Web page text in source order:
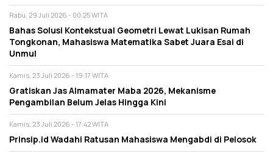
Rabu, 29 Juli 2026 - 00:25 WITA
Bahas Solusi Kontekstual Geometri Lewat Lukisan Rumah
Tongkonan, Mahasiswa Matematika Sabet Juara Esai di
Unmul
Kamis, 23 Juli 2026 - 19:17 WITA
Gratiskan Jas Almamater Maba 2026, Mekanisme
Pengambilan Belum Jelas Hingga Kini
Kamis, 23 Juli 2026 - 17:42 WITA
Prinsip.id Wadahi Ratusan Mahasiswa Mengabdi di Pelosok